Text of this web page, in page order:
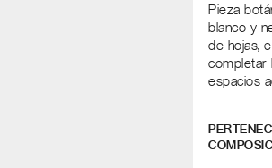
Pieza
blanco y
de hojas,
completar
espacios